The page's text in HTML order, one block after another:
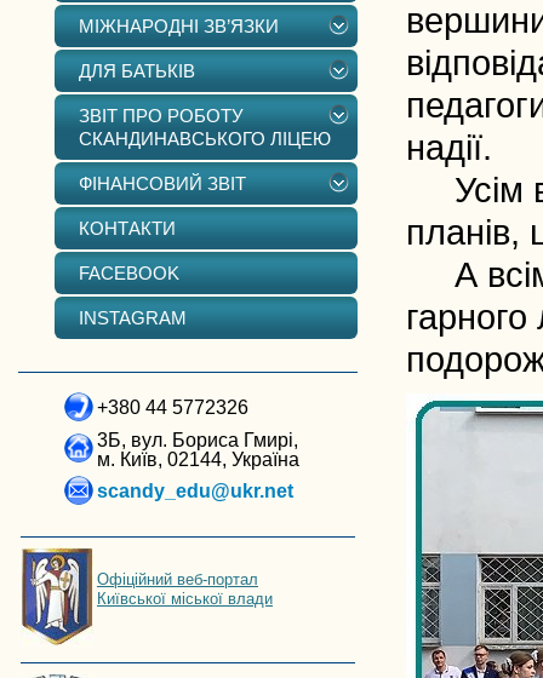
МІЖНАРОДНІ ЗВ’ЯЗКИ
ДЛЯ БАТЬКІВ
ЗВІТ ПРО РОБОТУ
СКАНДИНАВСЬКОГО ЛІЦЕЮ
ФІНАНСОВИЙ ЗВІТ
КОНТАКТИ
FACEBOOK
INSTAGRAM
+380 44 5772326
3Б, вул. Бориса Гмирі,
м. Київ, 02144, Україна
scandy_edu@ukr.net
Офіційний веб-портал
Київської міської влади
надії.
Усім
планів,
А всім
гарного